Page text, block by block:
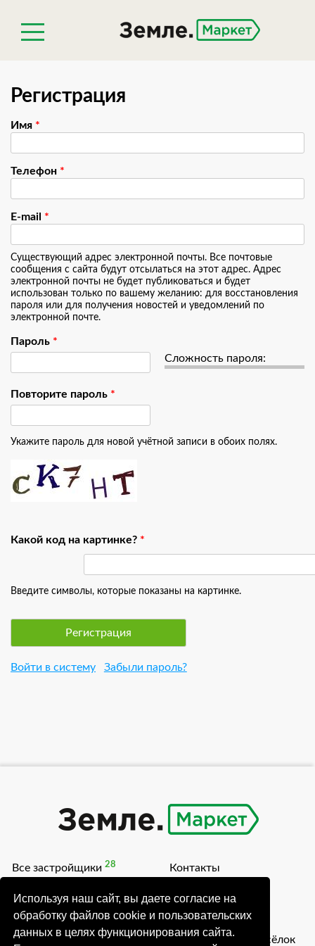
Используя наш сайт, вы даете согласие на
обработку файлов cookie и пользовательских
данных в целях функционирования сайта.
Регистрация
Имя *
Телефон *
E-mail *
Существующий адрес электронной почты. Все почтовые
сообщения с сайта будут отсылаться на этот адрес. Адрес
электронной почты не будет публиковаться и будет
использован только по вашему желанию: для восстановления
пароля или для получения новостей и уведомлений по
электронной почте.
Сложность пароля:
Пароль *
Повторите пароль *
Укажите пароль для новой учётной записи в обоих полях.
Какой код на картинке? *
Введите символы, которые показаны на картинке.
Войти в систему Забыли пароль?
Все застройщики 28
Коттеджные поселки
Акции
Контакты
О проекте
Как разместить посёлок